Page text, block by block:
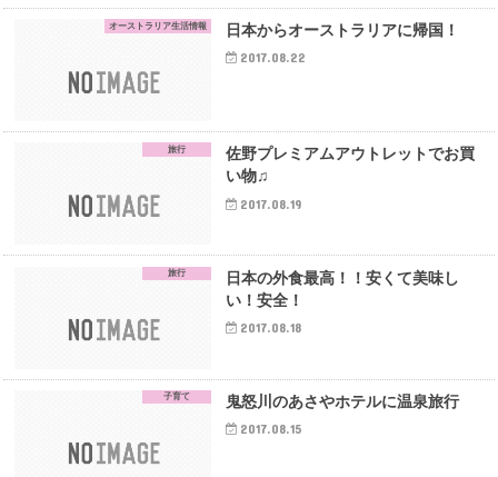
オーストラリア生活情報 日本からオーストラリアに帰国！
2017.08.22
旅行
佐野プレミアムアウトレットでお買
い物♫
2017.08.19
旅行
日本の外食最高！！安くて美味し
い！安全！
2017.08.18
子育て 鬼怒川のあさやホテルに温泉旅行
2017.08.15